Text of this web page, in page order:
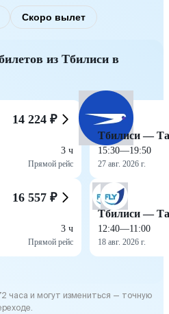
Скоро вылет
из Тбилиси в
14 224 ₽
3 ч
Прямой рейс
16 557 ₽
3 ч
Прямой рейс
Тбилиси —
15:30—19:50
27 авг. 2026 г.
Тбилиси —
12:40—11:00
18 авг. 2026 г.
часа и могут измениться — точную